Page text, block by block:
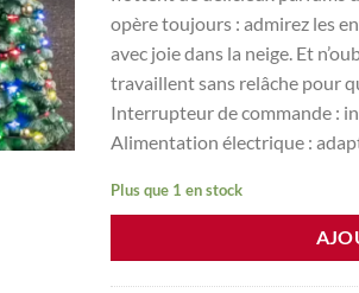
opère toujours : admirez les
avec joie dans la neige. Et
travaillent sans relâche pour
Interrupteur de commande :
Alimentation électrique :
Plus que 1 en stock